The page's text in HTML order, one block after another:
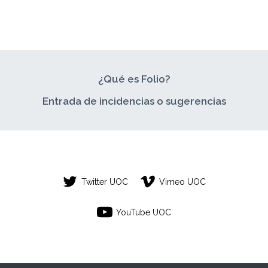
¿Qué es Folio?
Entrada de incidencias o sugerencias
Twitter UOC Vimeo UOC
YouTube UOC